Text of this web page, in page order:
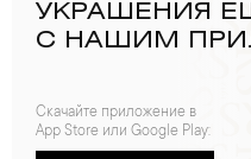
УКРАШЕНИЯ
С НАШИМ
Скачайте приложение в
App Store или Google Play: